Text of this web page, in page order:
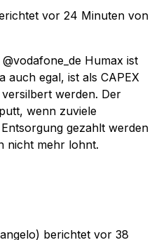
vor 24 Minuten von
Humax ist
auch egal, ist als CAPEX
werden. Der
wenn zuviele
gezahlt werden
nicht mehr lohnt.
berichtet vor 38